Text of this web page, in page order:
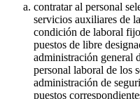
contratar al personal
servicios auxiliares de
condición de laboral
puestos de libre
administración general
personal laboral de los
administración de
puestos